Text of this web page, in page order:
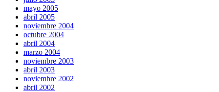
mayo 2005
abril 2005
noviembre 2004
octubre 2004
abril 2004
marzo 2004
noviembre 2003
abril 2003
noviembre 2002
abril 2002